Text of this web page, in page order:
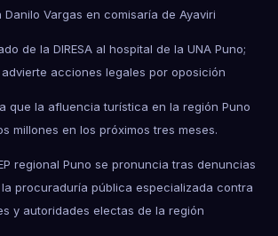
Danilo Vargas en comisaría de Ayaviri
de la DIRESA al hospital de la UNA Puno;
acciones legales por oposición
que la afluencia turística en la región Puno
millones en los próximos tres meses.
regional Puno se pronuncia tras denuncias
procuraduría pública especializada contra
y autoridades electas de la región